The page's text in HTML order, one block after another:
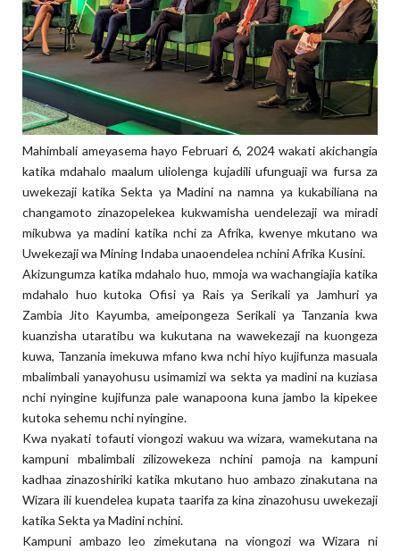
Mahimbali ameyasema hayo Februari 6, 2024 wakati akichangia
katika mdahalo maalum uliolenga kujadili ufunguaji wa fursa za
uwekezaji katika Sekta ya Madini na namna ya kukabiliana na
changamoto zinazopelekea kukwamisha uendelezaji wa miradi
mikubwa ya madini katika nchi za Afrika, kwenye mkutano wa
Uwekezaji wa Mining Indaba unaoendelea nchini Afrika Kusini.
Akizungumza katika mdahalo huo, mmoja wa wachangiajia katika
mdahalo huo kutoka Ofisi ya Rais ya Serikali ya Jamhuri ya
Zambia Jito Kayumba, ameipongeza Serikali ya Tanzania kwa
kuanzisha utaratibu wa kukutana na wawekezaji na kuongeza
kuwa, Tanzania imekuwa mfano kwa nchi hiyo kujifunza masuala
mbalimbali yanayohusu usimamizi wa sekta ya madini na kuziasa
nchi nyingine kujifunza pale wanapoona kuna jambo la kipekee
kutoka sehemu nchi nyingine.
Kwa nyakati tofauti viongozi wakuu wa wizara, wamekutana na
kampuni mbalimbali zilizowekeza nchini pamoja na kampuni
kadhaa zinazoshiriki katika mkutano huo ambazo zinakutana na
Wizara ili kuendelea kupata taarifa za kina zinazohusu uwekezaji
katika Sekta ya Madini nchini.
Kampuni ambazo leo zimekutana na viongozi wa Wizara ni